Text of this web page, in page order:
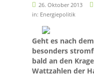
26. Oktober 2013
in: Energiepolitik
Geht es nach
besonders
bald an den
Wattzahlen der